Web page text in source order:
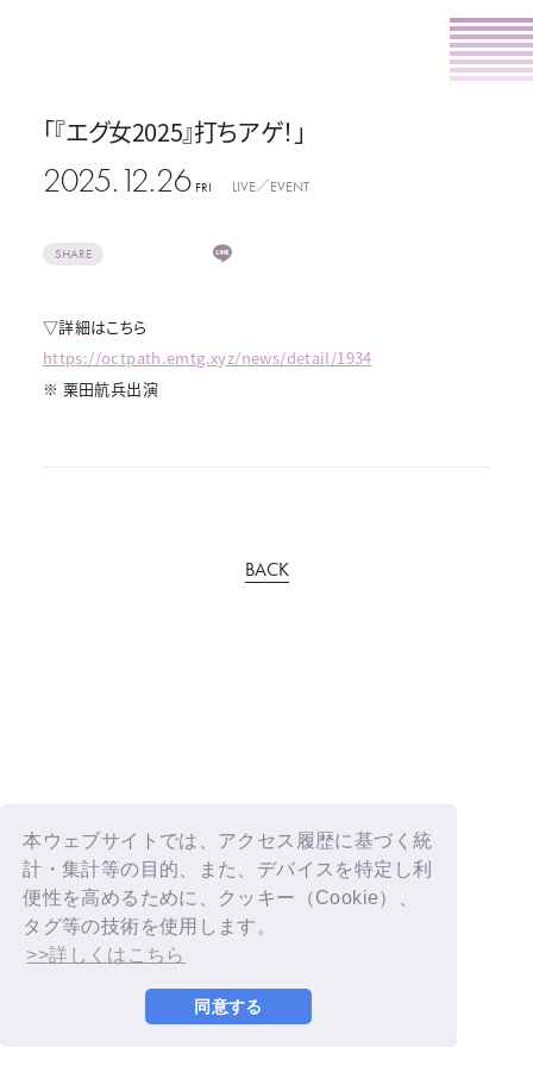
本ウェブサイトでは、アクセス履歴に基づく統
計・集計等の目的、また、デバイスを特定し利
便性を高めるために、クッキー（Cookie）、
タグ等の技術を使用します。
>>詳しくはこちら
同意する
「『エグ女2025』打ちアゲ！」
2025.12.26 FRI LIVE／EVENT
SHARE
▽詳細はこちら
https://octpath.emtg.xyz/news/detail/1934
※ 栗田航兵出演
BACK
© YOSHIMOTO KOGYO / Fanplus